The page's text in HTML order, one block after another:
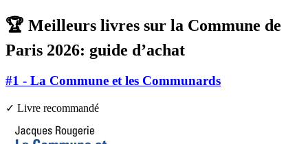
🏆 Meilleurs livres sur la Commune de
Paris 2026: guide d’achat
#1 - La Commune et les Communards
✓ Livre recommandé